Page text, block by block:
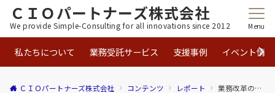
ＣＩＯパートナーズ株式会社
We provide Simple-Consulting for all innovations since 2012 Menu
私たちについて 業務受託サービス 支援事例 イベント情報
ＣＩＯパートナーズ株式会社 コンテンツ レポート 業務改⾰の進め⽅